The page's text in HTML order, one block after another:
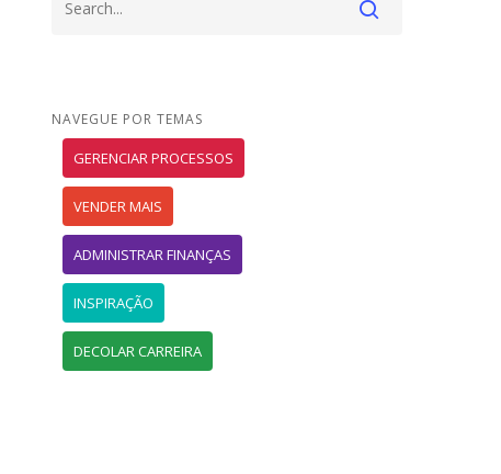
NAVEGUE POR TEMAS
GERENCIAR PROCESSOS
VENDER MAIS
ADMINISTRAR FINANÇAS
INSPIRAÇÃO
DECOLAR CARREIRA